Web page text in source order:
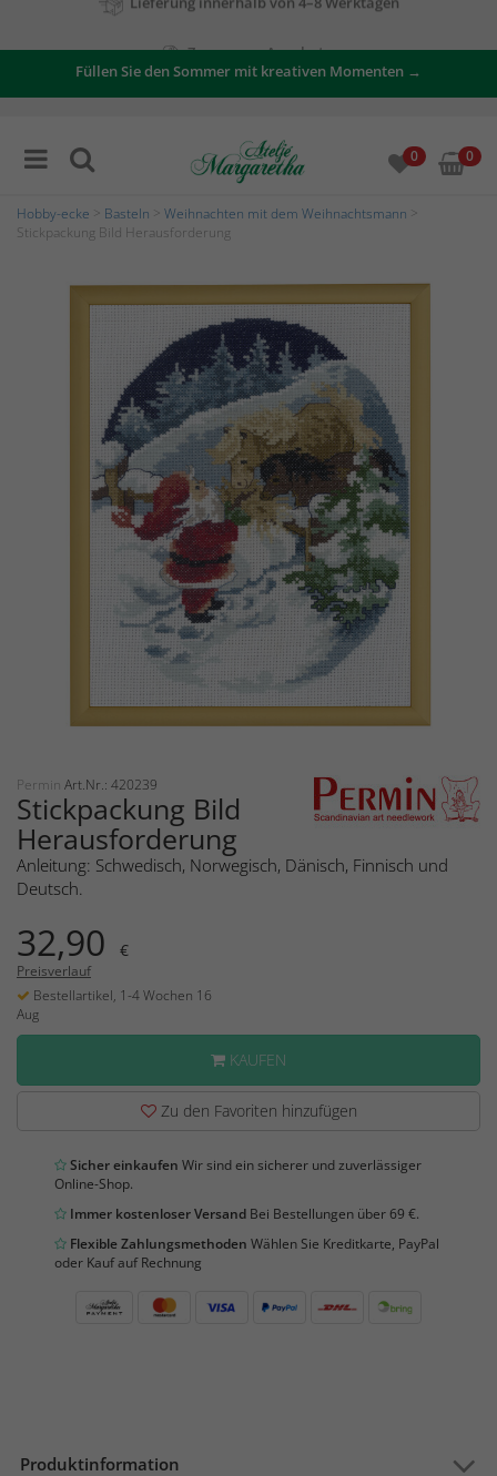
Füllen Sie den Sommer mit kreativen Momenten →
0 0
Hobby-ecke Basteln Weihnachten mit dem Weihnachtsmann
Stickpackung Bild Herausforderung
Permin Art.Nr.: 420239
Stickpackung Bild
Herausforderung
Anleitung: Schwedisch, Norwegisch, Dänisch, Finnisch und
Deutsch.
32,90 €
Preisverlauf
Bestellartikel, 1-4 Wochen 16
Aug
KAUFEN
Zu den Favoriten hinzufügen
Sicher einkaufen Wir sind ein sicherer und zuverlässiger
Online-Shop.
Immer kostenloser Versand Bei Bestellungen über 69 €.
Flexible Zahlungsmethoden Wählen Sie Kreditkarte, PayPal
oder Kauf auf Rechnung
Produktinformation